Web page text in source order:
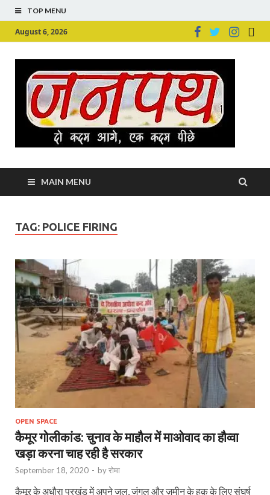
TOP MENU
August 6, 2026
MAIN MENU
TAG: POLICE FIRING
OPEN SPACE
कैमूर गोलीकांड: चुनाव के माहौल में माओवाद का हौव्‍वा
खड़ा करना चाह रही है सरकार
September 18, 2020 - byरोमा
कैमूर के अधौरा प्रखंड में अपने जल, जंगल और ज़मीन के हक़ के लिए संघर्ष